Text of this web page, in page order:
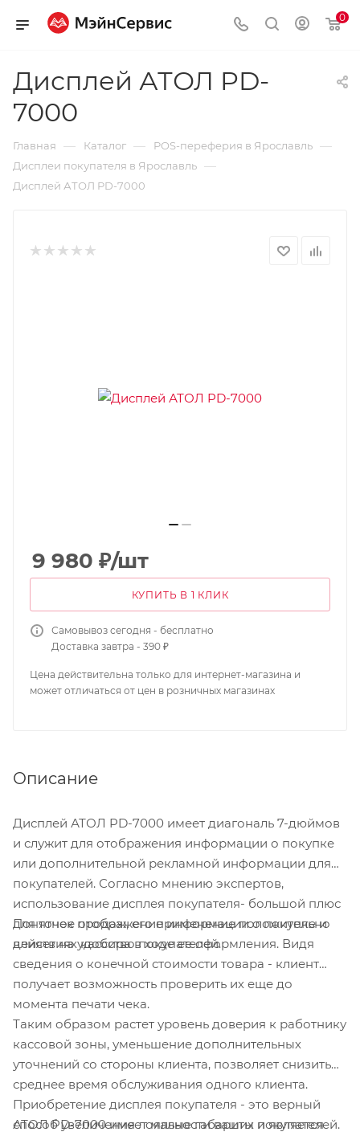
0
Дисплей АТОЛ PD-
7000
Главная — Каталог — POS-переферия в Ярославль —
Дисплеи покупателя в Ярославль —
Дисплей АТОЛ PD-7000
9 980 ₽/шт
КУПИТЬ В 1 КЛИК
Самовывоз сегодня - бесплатно
Доставка завтра - 390 ₽
Цена действительна только для интернет-магазина и
может отличаться от цен в розничных магазинах
Описание
Дисплей АТОЛ PD-7000 имеет диагональ 7-дюймов
и служит для отображения информации о покупке
или дополнительной рекламной информации для
покупателей. Согласно мнению экспертов,
использование дисплея покупателя- большой плюс
для точек продаж, его применение положительно
влияет на удобство покупателей.
Понятное отображение информации о покупке и
действиях кассира в ходе ее оформления. Видя
сведения о конечной стоимости товара - клиент
получает возможность проверить их еще до
момента печати чека.
Таким образом растет уровень доверия к работнику
кассовой зоны, уменьшение дополнительных
уточнений со стороны клиента, позволяет снизить
среднее время обслуживания одного клиента.
Приобретение дисплея покупателя - это верный
способ увеличения лояльности ваших покупателей.
АТОЛ PD-7000 имеет малые габариты и является